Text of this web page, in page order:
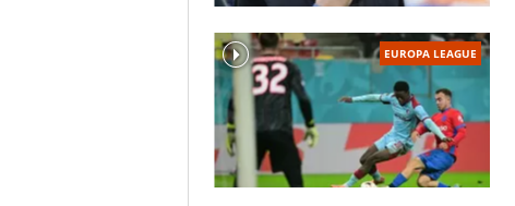
EUROPA LEAGUE